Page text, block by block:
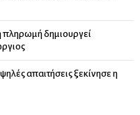
πληρωμή δημιουργεί
απαιτήσεις ξεκίνησε η